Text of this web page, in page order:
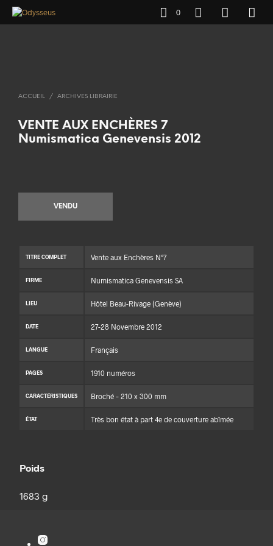
0
ACCUEIL / ARCHIVES LIBRAIRIE
VENTE AUX ENCHÈRES 7
Numismatica Genevensis 2012
VENDU
TITRE COMPLET Vente aux Enchères N°7
FIRME Numismatica Genevensis SA
LIEU Hôtel Beau-Rivage (Genève)
DATE 27-28 Novembre 2012
LANGUE Français
PAGES 1910 numéros
CARACTÉRISTIQUES Broché – 210 x 300 mm
ÉTAT Très bon état à part 4e de couverture abîmée
Poids
1683 g